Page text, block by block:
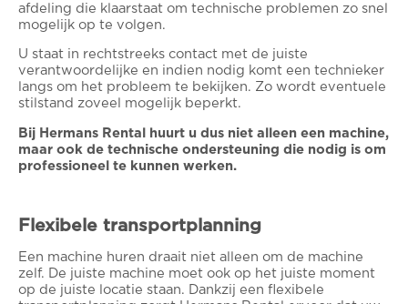
afdeling die klaarstaat om technische problemen zo snel
mogelijk op te volgen.
U staat in rechtstreeks contact met de juiste
verantwoordelijke en indien nodig komt een technieker
langs om het probleem te bekijken. Zo wordt eventuele
stilstand zoveel mogelijk beperkt.
Bij Hermans Rental huurt u dus niet alleen een machine,
maar ook de technische ondersteuning die nodig is om
professioneel te kunnen werken.
Flexibele transportplanning
Een machine huren draait niet alleen om de machine
zelf. De juiste machine moet ook op het juiste moment
op de juiste locatie staan. Dankzij een flexibele